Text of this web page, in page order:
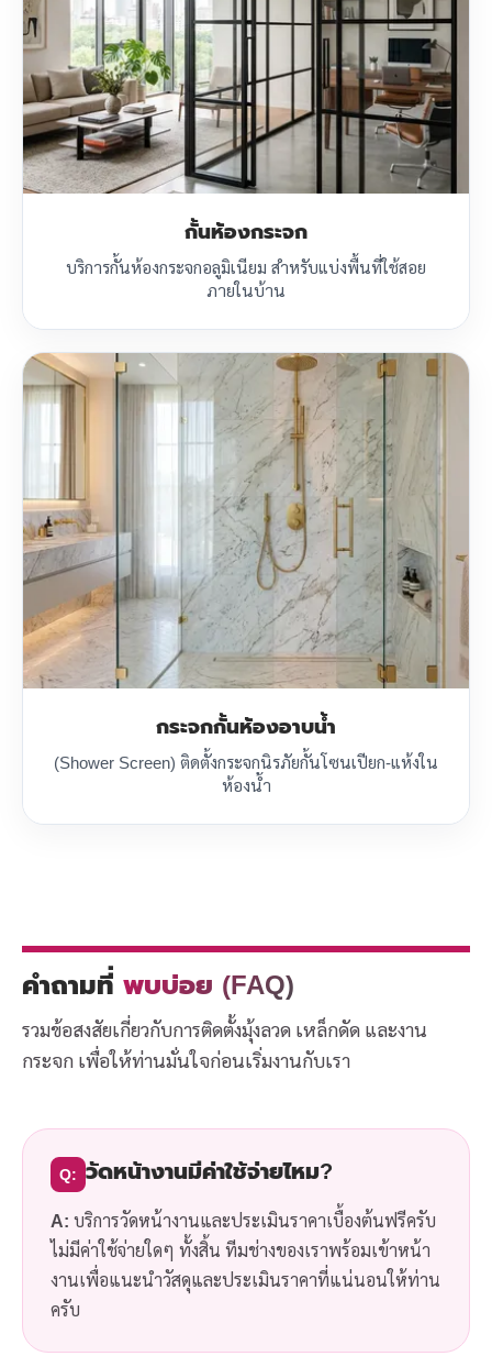
กั้นห้องกระจก
บริการกั้นห้องกระจกอลูมิเนียม สำหรับแบ่งพื้นที่ใช้สอย
ภายในบ้าน
กระจกกั้นห้องอาบน้ำ
(Shower Screen) ติดตั้งกระจกนิรภัยกั้นโซนเปียก-แห้งใน
ห้องน้ำ
คำถามที่ พบบ่อย (FAQ)
รวมข้อสงสัยเกี่ยวกับการติดตั้งมุ้งลวด เหล็กดัด และงาน
กระจก เพื่อให้ท่านมั่นใจก่อนเริ่มงานกับเรา
Q: วัดหน้างานมีค่าใช้จ่ายไหม?
A: บริการวัดหน้างานและประเมินราคาเบื้องต้นฟรีครับ
ไม่มีค่าใช้จ่ายใดๆ ทั้งสิ้น ทีมช่างของเราพร้อมเข้าหน้า
งานเพื่อแนะนำวัสดุและประเมินราคาที่แน่นอนให้ท่าน
ครับ